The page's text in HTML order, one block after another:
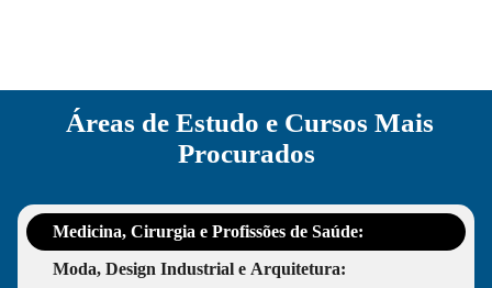
Áreas de Estudo e Cursos Mais
Procurados
Medicina, Cirurgia e Profissões de Saúde:
Moda, Design Industrial e Arquitetura: